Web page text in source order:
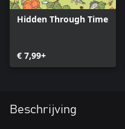
Hidden Through Time
€ 7,99+
Beschrijving